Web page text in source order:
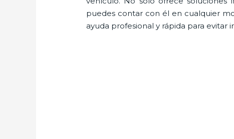
puedes contar con él en cualquier
ayuda profesional y rápida para evitar